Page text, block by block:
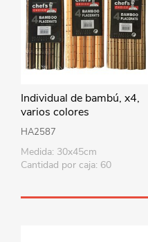
Individual de bambú, x4,
varios colores
HA2587
Medida: 30x45cm
Cantidad por caja: 60